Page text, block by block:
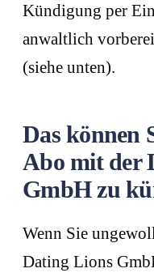
Kündigung per
anwaltlich
(siehe unten).
Das können
Abo mit der
GmbH zu
Wenn Sie
Dating Lions